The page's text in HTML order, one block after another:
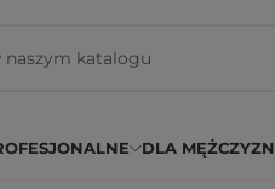
DLA MĘŻCZYZN